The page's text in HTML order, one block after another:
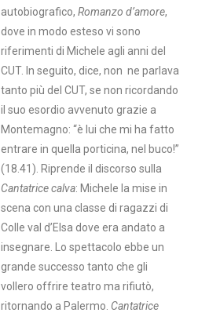
autobiografico, Romanzo d’amore,
dove in modo esteso vi sono
riferimenti di Michele agli anni del
CUT. In seguito, dice, non ne parlava
tanto più del CUT, se non ricordando
il suo esordio avvenuto grazie a
Montemagno: “è lui che mi ha fatto
entrare in quella porticina, nel buco!”
(18.41). Riprende il discorso sulla
Cantatrice calva: Michele la mise in
scena con una classe di ragazzi di
Colle val d’Elsa dove era andato a
insegnare. Lo spettacolo ebbe un
grande successo tanto che gli
vollero offrire teatro ma rifiutò,
ritornando a Palermo. Cantatrice